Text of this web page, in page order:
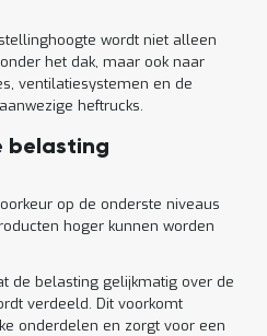
wordt niet alleen
het dak, maar ook naar
ventilatiesystemen en de
heftrucks.
belasting
op de onderste niveaus
hoger kunnen worden
de belasting gelijkmatig over de
verdeeld. Dit voorkomt
onderdelen en zorgt voor een